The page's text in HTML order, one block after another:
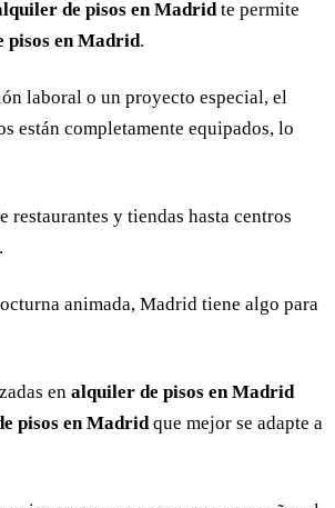
de pisos en Madrid te permite
pisos en Madrid.
laboral o un proyecto especial, el
están completamente equipados, lo
y tiendas hasta centros
animada, Madrid tiene algo para
en alquiler de pisos en Madrid
pisos en Madridque mejor se adapte a